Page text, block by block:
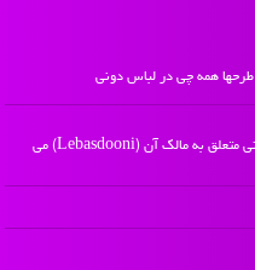
همه چی در لباس دونی
lebasdooni.ir - مالکیت معنوی سایت لباس دونی متعلق به مالک آن (Lebasdooni) می